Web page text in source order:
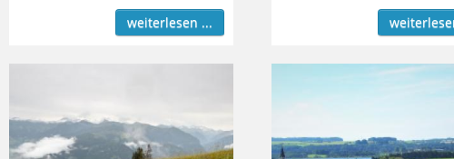
weiterlesen ...